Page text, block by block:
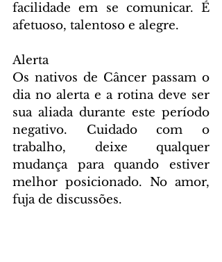
facilidade em se comunicar. É
afetuoso, talentoso e alegre.
Alerta
Os nativos de Câncer passam o
dia no alerta e a rotina deve ser
sua aliada durante este período
negativo. Cuidado com o
trabalho, deixe qualquer
mudança para quando estiver
melhor posicionado. No amor,
fuja de discussões.